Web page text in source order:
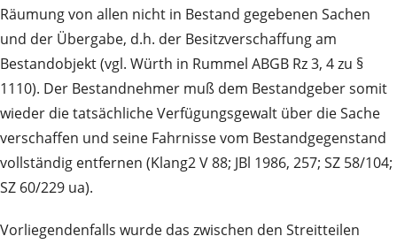
Räumung von allen nicht in Bestand gegebenen Sachen
und der Übergabe, d.h. der Besitzverschaffung am
Bestandobjekt (vgl. Würth in Rummel ABGB Rz 3, 4 zu §
1110). Der Bestandnehmer muß dem Bestandgeber somit
wieder die tatsächliche Verfügungsgewalt über die Sache
verschaffen und seine Fahrnisse vom Bestandgegenstand
vollständig entfernen (Klang2 V 88; JBl 1986, 257; SZ 58/104;
SZ 60/229 ua).
Vorliegendenfalls wurde das zwischen den Streitteilen